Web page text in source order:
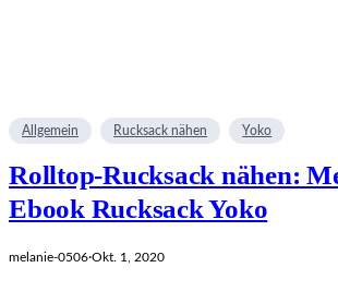
Allgemein Rucksack nähen Yoko
Rolltop-Rucksack nähen:
Ebook Rucksack Yoko
melanie-0506·Okt. 1, 2020